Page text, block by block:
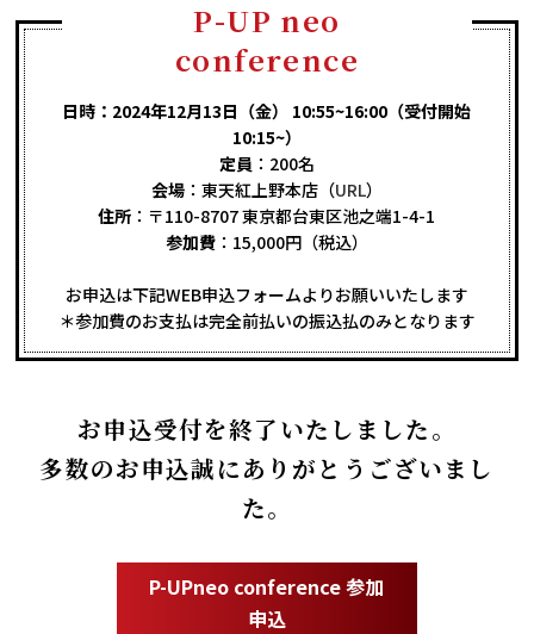
P-UP neo
conference
日時： 2024年12月13日（金） 10:55~16:00 （受付開始
10:15~）
定員 ：200名
会場：東天紅上野本店（URL）
住所 ：〒110-8707 東京都台東区池之端1-4-1
参加費：15,000円（税込）
お申込は下記WEB申込フォームよりお願いいたします
＊参加費のお支払は完全前払いの振込払のみとなります
お申込受付を終了いたしました。
多数のお申込誠にありがとうございまし
た。
P-UPneo conference 参加
申込